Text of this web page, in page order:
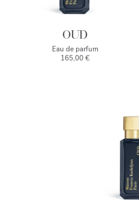
OUD
Eau de parfum
165,00 €